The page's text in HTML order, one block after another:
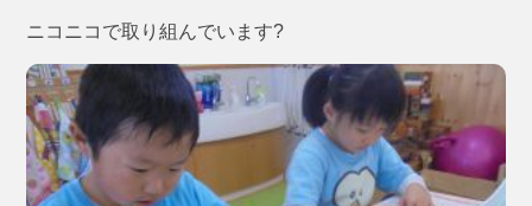
ニコニコで取り組んでいます?